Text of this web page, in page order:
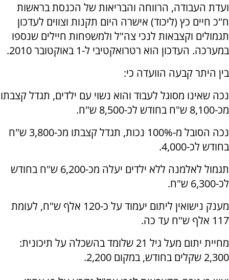
ועדת העבודה, הרווחה והבריאות של הכנסת בראשות
ח"כ חיים כץ (ליכוד) אישרה היום תקנות וצווים לעדכון
תגמולים וקצבאות לנכי צה"ל ולמשפחות חיילים שנספו
במערכה. העדכון הוא רטרואקטיבי ל-1 באוקטובר 2010.
בין היתר קבעה הוועדה כי:
נכה שאינו מסוגל לעבוד והוא נשוי עם ילדים, תגדל קצבתו
מכ-8,100 ש"ח בחודש לכ-8,500 ש"ח.
נכה הסובל מ-100% נכות, תגדל קצבתו מכ-3,800 ש"ח
בחודש לכ-4,000.
תגמול לאלמנה ללא ילדים יעלה מכ-6,200 ש"ח בחודש
לכ-6,300 ש"ח.
מענק נישואין ליתום יעמוד על כ-120 אלף ש"ח, לעומת
117 אלף ש"ח עד כה.
מחיית יתום מעל גיל 21 שלומד בהשכלה על תיכונית:
2,300 שקלים בחודש, במקום 2,200.